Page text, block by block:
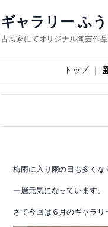
ギャラリー ふう
古民家にてオリジナル陶芸作
トップ
梅雨に入り雨の日も多く
一層元気になっています。
さて今回は６月のギャラリ